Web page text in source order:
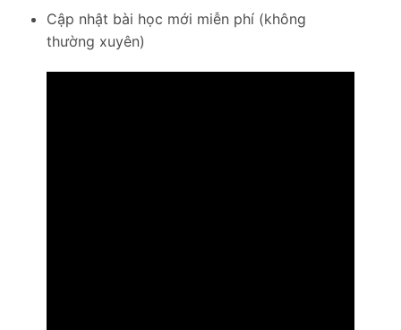
Cập nhật bài học mới miễn phí (không
thường xuyên)